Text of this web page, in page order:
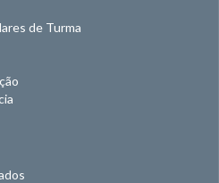
de Turma